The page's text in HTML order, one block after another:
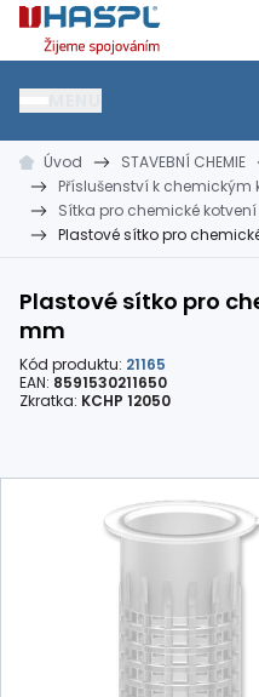
Hašpl
HŘEBÍKY
kramle
SPOJOVACÍ
vruty, šrouby,
Úvod STAVEBNÍ CHEMIE
Příslušenství k chemickým
Sítka pro chemické kotvení
Plastové sítko pro
Plastové sítko pro
mm
Kód produktu: 21165
EAN: 8591530211650
Zkratka: KCHP 12050